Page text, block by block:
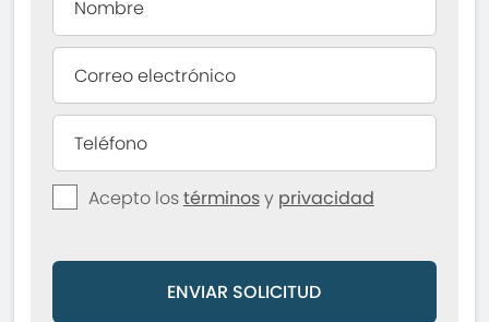
Acepto lostérminosy privacidad
ENVIAR SOLICITUD